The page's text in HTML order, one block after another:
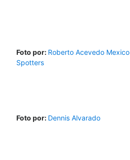
Foto por: Roberto Acevedo
Spotters
Foto por: Dennis Alvarado